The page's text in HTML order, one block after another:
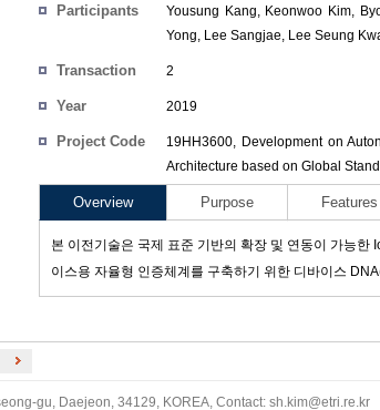
Participants Yousung Kang, Keonwoo Kim,
Yong, Lee Sangjae, Lee Seung
Transaction
2
Year 2019
Project Code
19HH3600, Development on
Architecture based on Global
Overview Purpose Features
본 이전기술은 국제 표준 기반의 확장 및 연동이 가능
이스용 자율형 인증체계를 구축하기 위한 디바이스
gu, Daejeon, 34129, KOREA, Contact: sh.kim@etri.re.kr